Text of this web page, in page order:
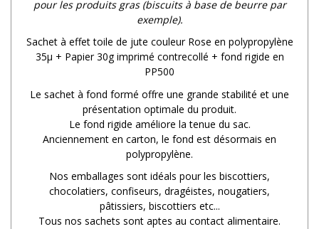
pour les produits gras (biscuits à base de beurre par
exemple).
Sachet à effet toile de jute couleur Rose en polypropylène
35µ + Papier 30g imprimé contrecollé + fond rigide en
PP500
Le sachet à fond formé offre une grande stabilité et une
présentation optimale du produit.
Le fond rigide améliore la tenue du sac.
Anciennement en carton, le fond est désormais en
polypropylène.
Nos emballages sont idéals pour les biscottiers,
chocolatiers, confiseurs, dragéistes, nougatiers,
pâtissiers, biscottiers etc...
Tous nos sachets sont aptes au contact alimentaire.